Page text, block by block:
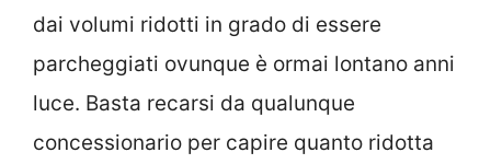
dai volumi ridotti in grado di essere
parcheggiati ovunque è ormai lontano anni
luce. Basta recarsi da qualunque
concessionario per capire quanto ridotta